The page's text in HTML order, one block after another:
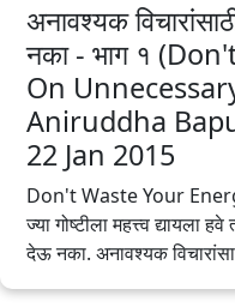
अनावश्यक
नका - भाग १
On
Aniruddha
22 Jan 2015
Don't Waste Your
ज्या गोष्टीला महत्त्व द्यायला हवे
देऊ नका. अनावश्यक